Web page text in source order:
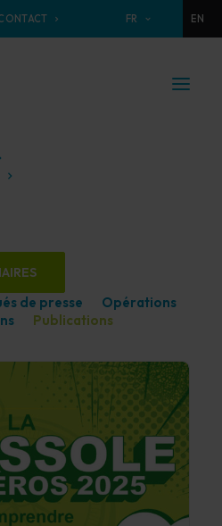
FR EN
de presse
Opérations
Publications